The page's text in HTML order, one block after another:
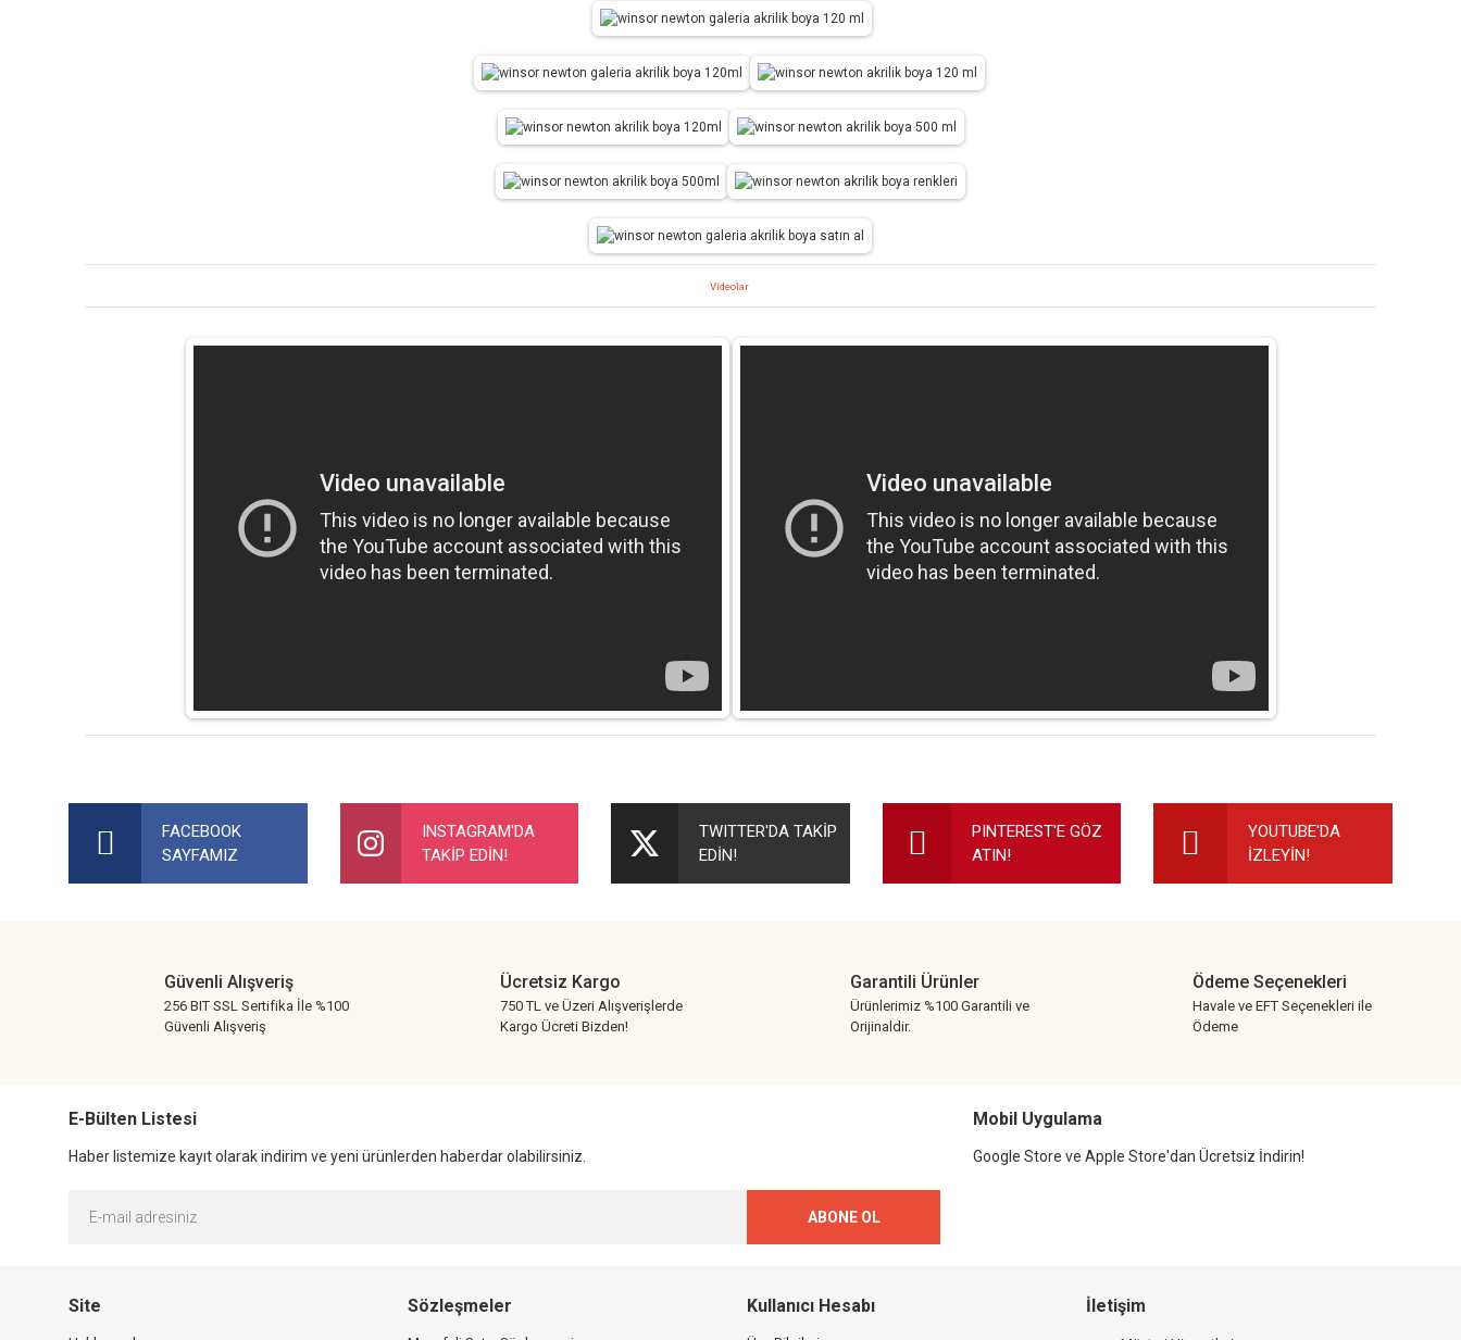
Videolar
Bu ürüne ilk yorumu siz yapın!
Bu ürüne benzer farklı alternatifler olmalı.
FACEBOOK
SAYFAMIZ
INSTAGRAM'DA
TAKİP EDİN!
TWITTER'DA TAKİP
EDİN!
PINTEREST'E GÖZ
ATIN!
YOUTUBE'DA
İZLEYİN!
Güvenli Alışveriş
256 BIT SSL Sertifika İle %100
Güvenli Alışveriş
Ücretsiz Kargo
750 TL ve Üzeri Alışverişlerde
Kargo Ücreti Bizden!
Garantili Ürünler
Ürünlerimiz %100 Garantili ve
Orijinaldir.
Ödeme Seçenekleri
Havale ve EFT Seçenekleri ile
Ödeme
E-Bülten Listesi
Haber listemize kayıt olarak indirim ve yeni ürünlerden haberdar olabilirsiniz.
ABONE OL
Mobil Uygulama
Google Store ve Apple Store'dan Ücretsiz İndirin!
Site Sözleşmeler Kullanıcı Hesabı İletişim